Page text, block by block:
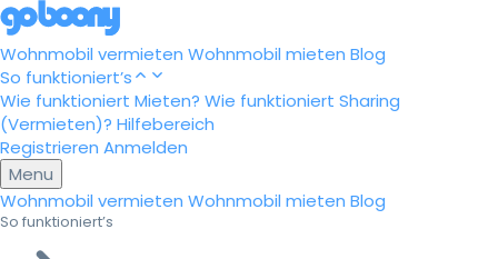
Wohnmobil vermieten Wohnmobil mieten Blog
So funktioniert’s
Wie funktioniert Mieten? Wie funktioniert Sharing
(Vermieten)? Hilfebereich
Registrieren Anmelden
Menu
Wohnmobil vermieten Wohnmobil mieten Blog
So funktioniert’s